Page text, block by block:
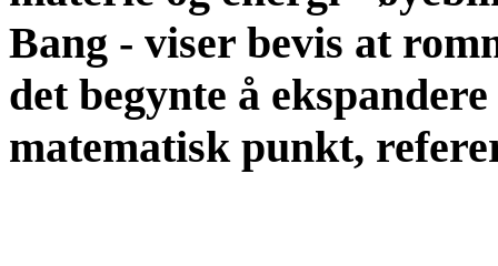
Bang - viser bevis at
det begynte å
matematisk punkt,